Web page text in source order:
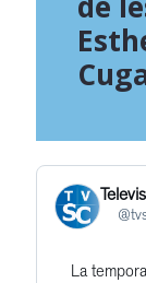
@
La